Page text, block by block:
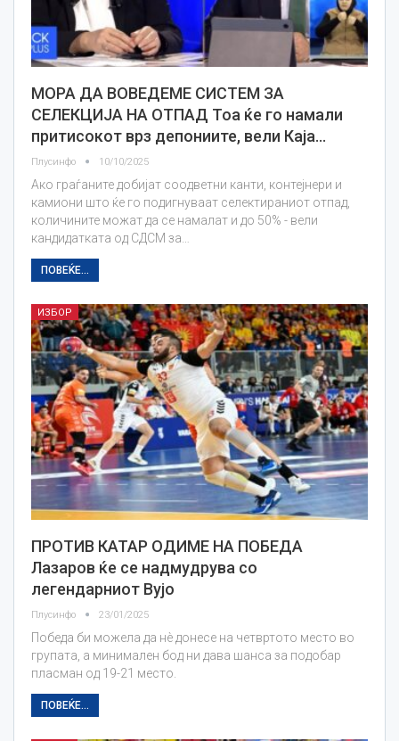
МОРА ДА ВОВЕДЕМЕ СИСТЕМ ЗА
СЕЛЕКЦИЈА НА ОТПАД Тоа ќе го намали
притисокот врз депониите, вели Каја…
Плусинфо 10/10/2025
Ако граѓаните добијат соодветни канти, контејнери и
камиони што ќе го подигнуваат селектираниот отпад,
количините можат да се намалат и до 50% - вели
кандидатката од СДСМ за…
ПОВЕЌЕ...
ИЗБОР
ПРОТИВ КАТАР ОДИМЕ НА ПОБЕДА
Лазаров ќе се надмудрува со
легендарниот Вујо
Плусинфо 23/01/2025
Победа би можела да нè донесе на четвртото место во
групата, а минимален бод ни дава шанса за подобар
пласман од 19-21 место.
ПОВЕЌЕ...